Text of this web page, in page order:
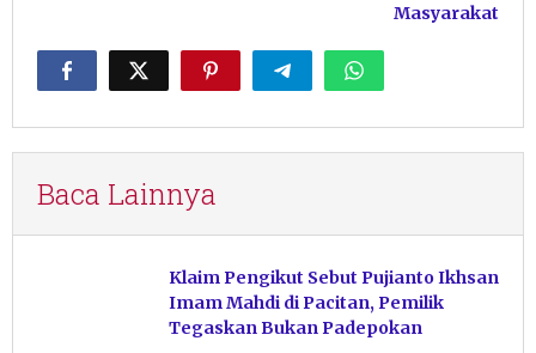
Masyarakat
Baca Lainnya
Klaim Pengikut Sebut Pujianto Ikhsan
Imam Mahdi di Pacitan, Pemilik
Tegaskan Bukan Padepokan